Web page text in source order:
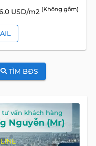
USD/m2 (Không gồm)
TÌM BĐS
tư vấn khách hàng
Nguyễn (Mr)